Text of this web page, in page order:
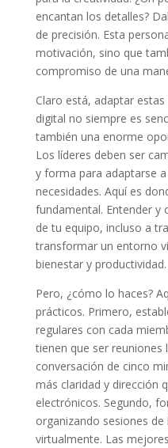
encantan los detalles?
de precisión. Esta
motivación, sino que
compromiso de una
Claro está, adaptar
digital no siempre es
también una enorme
Los líderes deben ser
y forma para adaptarse
necesidades. Aquí es
fundamental. Entender y
de tu equipo, incluso a
transformar un entorno
bienestar y productividad.
Pero, ¿cómo lo haces?
prácticos. Primero,
regulares con cada
tienen que ser reuniones
conversación de cinco
más claridad y dirección
electrónicos. Segundo,
organizando sesiones
virtualmente. Las